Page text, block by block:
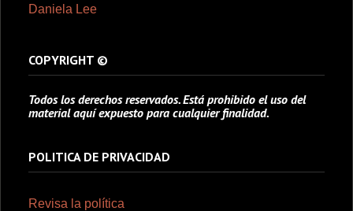
Daniela Lee
COPYRIGHT ©
Todos los derechos reservados. Está prohibido el uso del
material aquí expuesto para cualquier finalidad.
POLITICA DE PRIVACIDAD
Revisa la política